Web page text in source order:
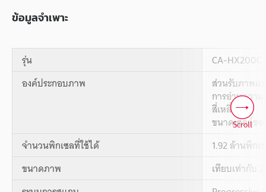
ข้อมูลจำเพาะ
รุ่น
CA-HX200C
องค์ประกอบภาพ
ส่วนรับภาพแ
การอ่านความ
สี่เหลี่ยม,
ขนาดเซลล์ข
จำนวนพิกเซลที่ใช้ได้
1.92 ล้านพิก
ขนาดภาพ
เทียบเท่ากับ
Scroll